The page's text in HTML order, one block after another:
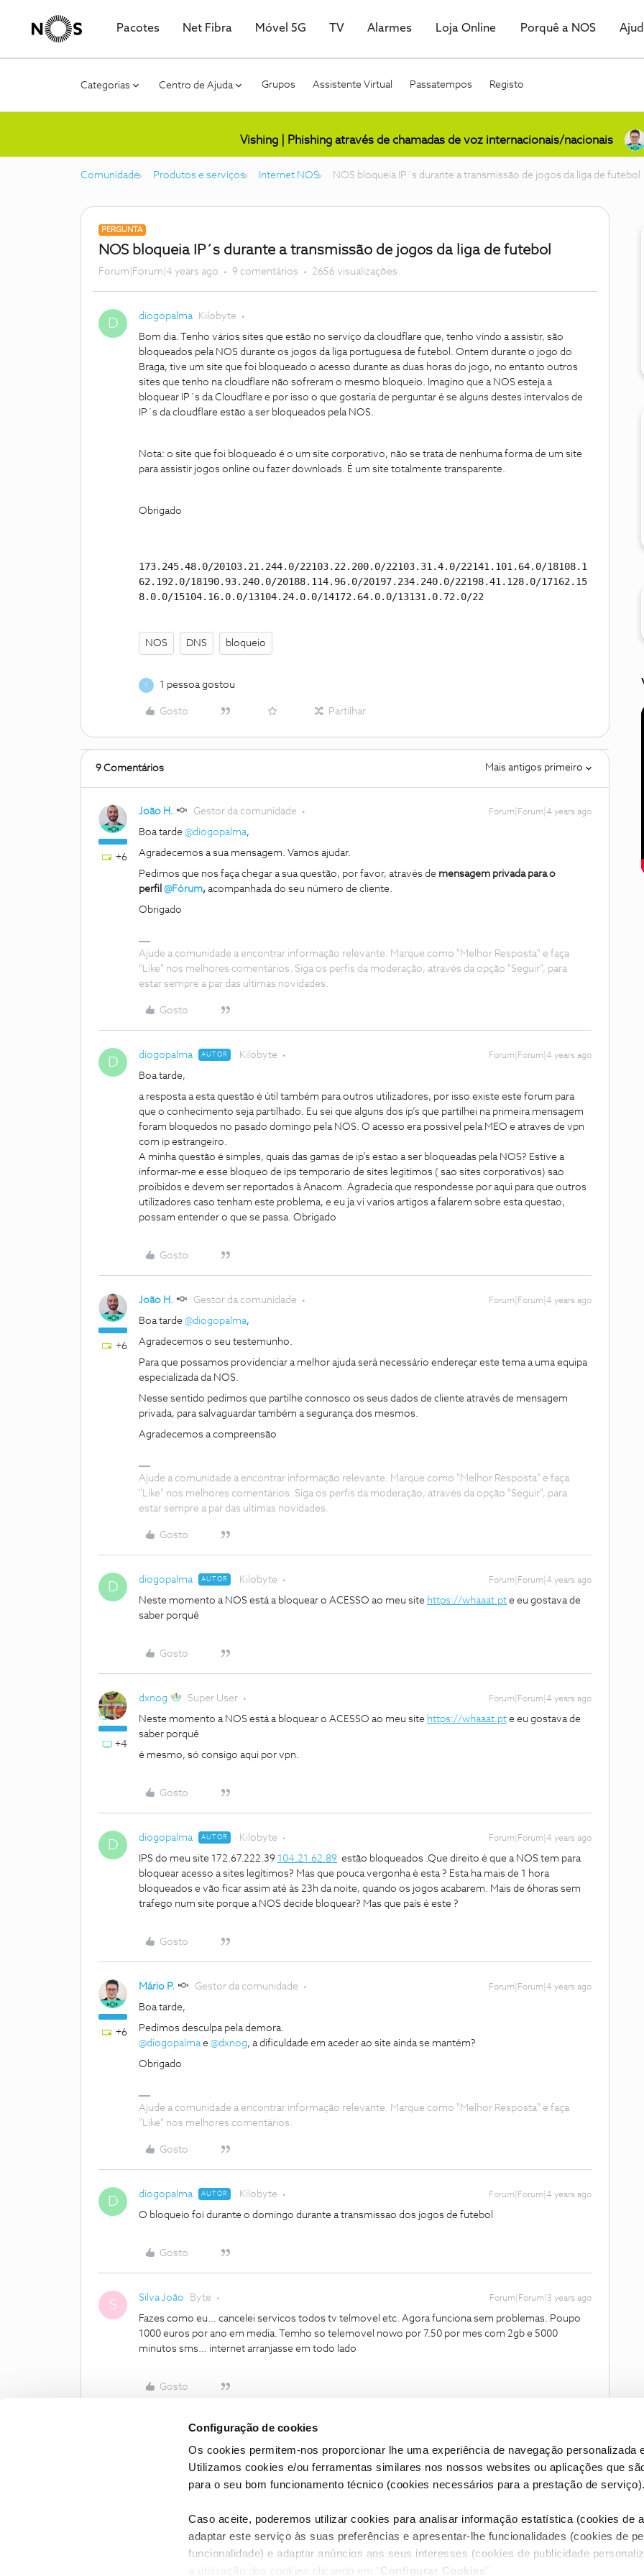
Configuração de cookies
Os cookies permitem-nos proporcionar lhe uma experiência de navegação personalizada
Utilizamos cookies e/ou ferramentas similares nos nossos websites ou aplicações que
para o seu bom funcionamento técnico (cookies necessários para a prestação de serviço).
Caso aceite, poderemos utilizar cookies para analisar informação estatística (cookies de
adaptar este serviço às suas preferências e apresentar-lhe funcionalidades (cookies de
funcionalidade) e adaptar anúncios aos seus interesses (cookies de publicidade
a utilização dos cookies clicando em " Configurar Cookies ".
Pacotes Net Fibra Móvel 5G TV Alarmes Loja Online Porquê a NOS
Categorias Centro de Ajuda Grupos Assistente Virtual Passatempos Registo
Vishing | Phishing através de chamadas de voz internacionais/nacionais
Comunidade Produtos e serviços Internet NOS NOS bloqueia IP´s durante a transmissão de jogos da liga de futebol
PERGUNTA
NOS bloqueia IP´s durante a transmissão de jogos da liga de futebol
Forum|Forum|4 years ago 9 comentários 2656 visualizações
D diogopalma Kilobyte
Bom dia. Tenho vários sites que estão no serviço da cloudflare que, tenho vindo a assistir, são
bloqueados pela NOS durante os jogos da liga portuguesa de futebol. Ontem durante o jogo do
Braga, tive um site que foi bloqueado o acesso durante as duas horas do jogo, no entanto outros
sites que tenho na cloudflare não sofreram o mesmo bloqueio. Imagino que a NOS esteja a
bloquear IP´s da Cloudflare e por isso o que gostaria de perguntar é se alguns destes intervalos de
IP´s da cloudflare estão a ser bloqueados pela NOS.
Nota: o site que foi bloqueado é o um site corporativo, não se trata de nenhuma forma de um site
para assistir jogos online ou fazer downloads. É um site totalmente transparente.
Obrigado
173.245.48.0/20103.21.244.0/22103.22.200.0/22103.31.4.0/22141.101.64.0/18108.1
62.192.0/18190.93.240.0/20188.114.96.0/20197.234.240.0/22198.41.128.0/17162.15
8.0.0/15104.16.0.0/13104.24.0.0/14172.64.0.0/13131.0.72.0/22
NOS DNS bloqueio
T 1 pessoa gostou
Gosto Partilhar
9 Comentários Mais antigos primeiro
+6
João H. Gestor da comunidade Forum|Forum|4 years ago
Boa tarde @diogopalma,
Agradecemos a sua mensagem. Vamos ajudar.
Pedimos que nos faça chegar a sua questão, por favor, através de mensagem privada para o
perfil @Fórum, acompanhada do seu número de cliente.
Obrigado
Ajude a comunidade a encontrar informação relevante. Marque como "Melhor Resposta" e faça
"Like" nos melhores comentários. Siga os perfis da moderação, através da opção "Seguir", para
estar sempre a par das ultimas novidades.
Gosto
D diogopalma AUTOR Kilobyte Forum|Forum|4 years ago
Boa tarde,
a resposta a esta questão é útil também para outros utilizadores, por isso existe este forum para
que o conhecimento seja partilhado. Eu sei que alguns dos ip’s que partilhei na primeira mensagem
foram bloquedos no pasado domingo pela NOS. O acesso era possivel pela MEO e atraves de vpn
com ip estrangeiro.
A minha questão é simples, quais das gamas de ip’s estao a ser bloqueadas pela NOS? Estive a
informar-me e esse bloqueo de ips temporario de sites legitimos ( sao sites corporativos) sao
proibidos e devem ser reportados à Anacom. Agradecia que respondesse por aqui para que outros
utilizadores caso tenham este problema, e eu ja vi varios artigos a falarem sobre esta questao,
possam entender o que se passa. Obrigado
Gosto
+6
João H. Gestor da comunidade Forum|Forum|4 years ago
Boa tarde @diogopalma,
Agradecemos o seu testemunho.
Para que possamos providenciar a melhor ajuda será necessário endereçar este tema a uma equipa
especializada da NOS.
Nesse sentido pedimos que partilhe connosco os seus dados de cliente através de mensagem
privada, para salvaguardar também a segurança dos mesmos.
Agradecemos a compreensão
Ajude a comunidade a encontrar informação relevante. Marque como "Melhor Resposta" e faça
"Like" nos melhores comentários. Siga os perfis da moderação, através da opção "Seguir", para
estar sempre a par das ultimas novidades.
Gosto
D diogopalma AUTOR Kilobyte Forum|Forum|4 years ago
Neste momento a NOS está a bloquear o ACESSO ao meu site https://whaaat.pt e eu gostava de
saber porquê
Gosto
+4
dxnog Super User Forum|Forum|4 years ago
Neste momento a NOS está a bloquear o ACESSO ao meu site https://whaaat.pt e eu gostava de
saber porquê
é mesmo, só consigo aqui por vpn.
Gosto
D diogopalma AUTOR Kilobyte Forum|Forum|4 years ago
IPS do meu site 172.67.222.39 104.21.62.89 estão bloqueados .Que direito é que a NOS tem para
bloquear acesso a sites legítimos? Mas que pouca vergonha é esta ? Esta ha mais de 1 hora
bloqueados e vão ficar assim até às 23h da noite, quando os jogos acabarem. Mais de 6horas sem
trafego num site porque a NOS decide bloquear? Mas que país é este ?
Gosto
+6
Mário P. Gestor da comunidade Forum|Forum|4 years ago
Boa tarde,
Pedimos desculpa pela demora.
@diogopalmae @dxnog, a dificuldade em aceder ao site ainda se mantém?
Obrigado
Ajude a comunidade a encontrar informação relevante. Marque como "Melhor Resposta" e faça
"Like" nos melhores comentários.
Gosto
D diogopalma AUTOR Kilobyte Forum|Forum|4 years ago
O bloqueio foi durante o domingo durante a transmissao dos jogos de futebol
Gosto
S Silva João Byte Forum|Forum|3 years ago
Fazes como eu... cancelei servicos todos tv telmovel etc. Agora funciona sem problemas. Poupo
1000 euros por ano em media. Temho so telemovel nowo por 7.50 por mes com 2gb e 5000
minutos sms... internet arranjasse em todo lado
Gosto
Condições do Fórum NOS Accessibility statement